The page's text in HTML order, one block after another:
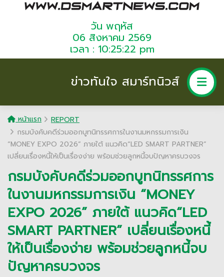
วัน พฤหัส
06 สิงหาคม 2569
เวลา : 10:25:22 pm
ข่าวทันใจ สมาร์ทนิวส์
หน้าแรก
REPORT
กรมบังคับคดีร่วมออกบูทนิทรรศการในงานมหกรรมการเงิน
“MONEY EXPO 2026” ภายใต้ แนวคิด“LED SMART PARTNER”
เปลี่ยนเรื่องหนี้ให้เป็นเรื่องง่าย พร้อมช่วยลูกหนี้จบปัญหาครบวงจร
กรมบังคับคดีร่วมออกบูทนิทรรศการ
ในงานมหกรรมการเงิน “MONEY
EXPO 2026” ภายใต้ แนวคิด“LED
SMART PARTNER” เปลี่ยนเรื่องหนี้
ให้เป็นเรื่องง่าย พร้อมช่วยลูกหนี้จบ
ปัญหาครบวงจร